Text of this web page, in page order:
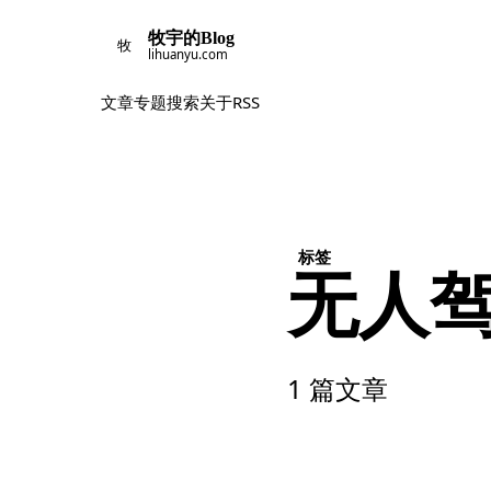
牧 牧宇的Blog
lihuanyu.com
文章专题搜索关于RSS
标签
无人
1 篇文章